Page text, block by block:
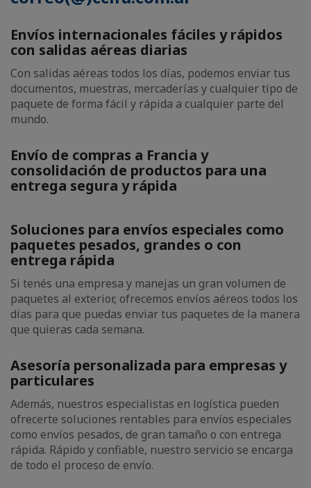
Envíos internacionales fáciles y rápidos
con salidas aéreas diarias
Con salidas aéreas todos los días, podemos enviar tus
documentos, muestras, mercaderías y cualquier tipo de
paquete de forma fácil y rápida a cualquier parte del
mundo.
Envío de compras a Francia y
consolidación de productos para una
entrega segura y rápida
Soluciones para envíos especiales como
paquetes pesados, grandes o con
entrega rápida
Si tenés una empresa y manejas un gran volumen de
paquetes al exterior, ofrecemos envíos aéreos todos los
días para que puedas enviar tus paquetes de la manera
que quieras cada semana.
Asesoría personalizada para empresas y
particulares
Además, nuestros especialistas en logística pueden
ofrecerte soluciones rentables para envíos especiales
como envíos pesados, de gran tamaño o con entrega
rápida. Rápido y confiable, nuestro servicio se encarga
de todo el proceso de envío.